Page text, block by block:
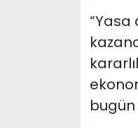
“Yasa